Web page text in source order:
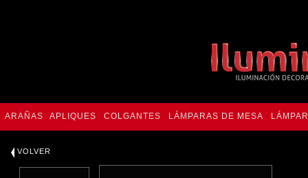
ARAÑAS APLIQUES COLGANTES LÁMPARAS DE MESA
VOLVER